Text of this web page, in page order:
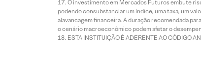
O investimento em Mercados Futuros embute
podendo consubstanciar um índice, uma taxa, um
alavancagem financeira. A duração recomendada
o cenário macroeconômico podem afetar o
ESTA INSTITUIÇÃO É ADERENTE AO CÓDIGO